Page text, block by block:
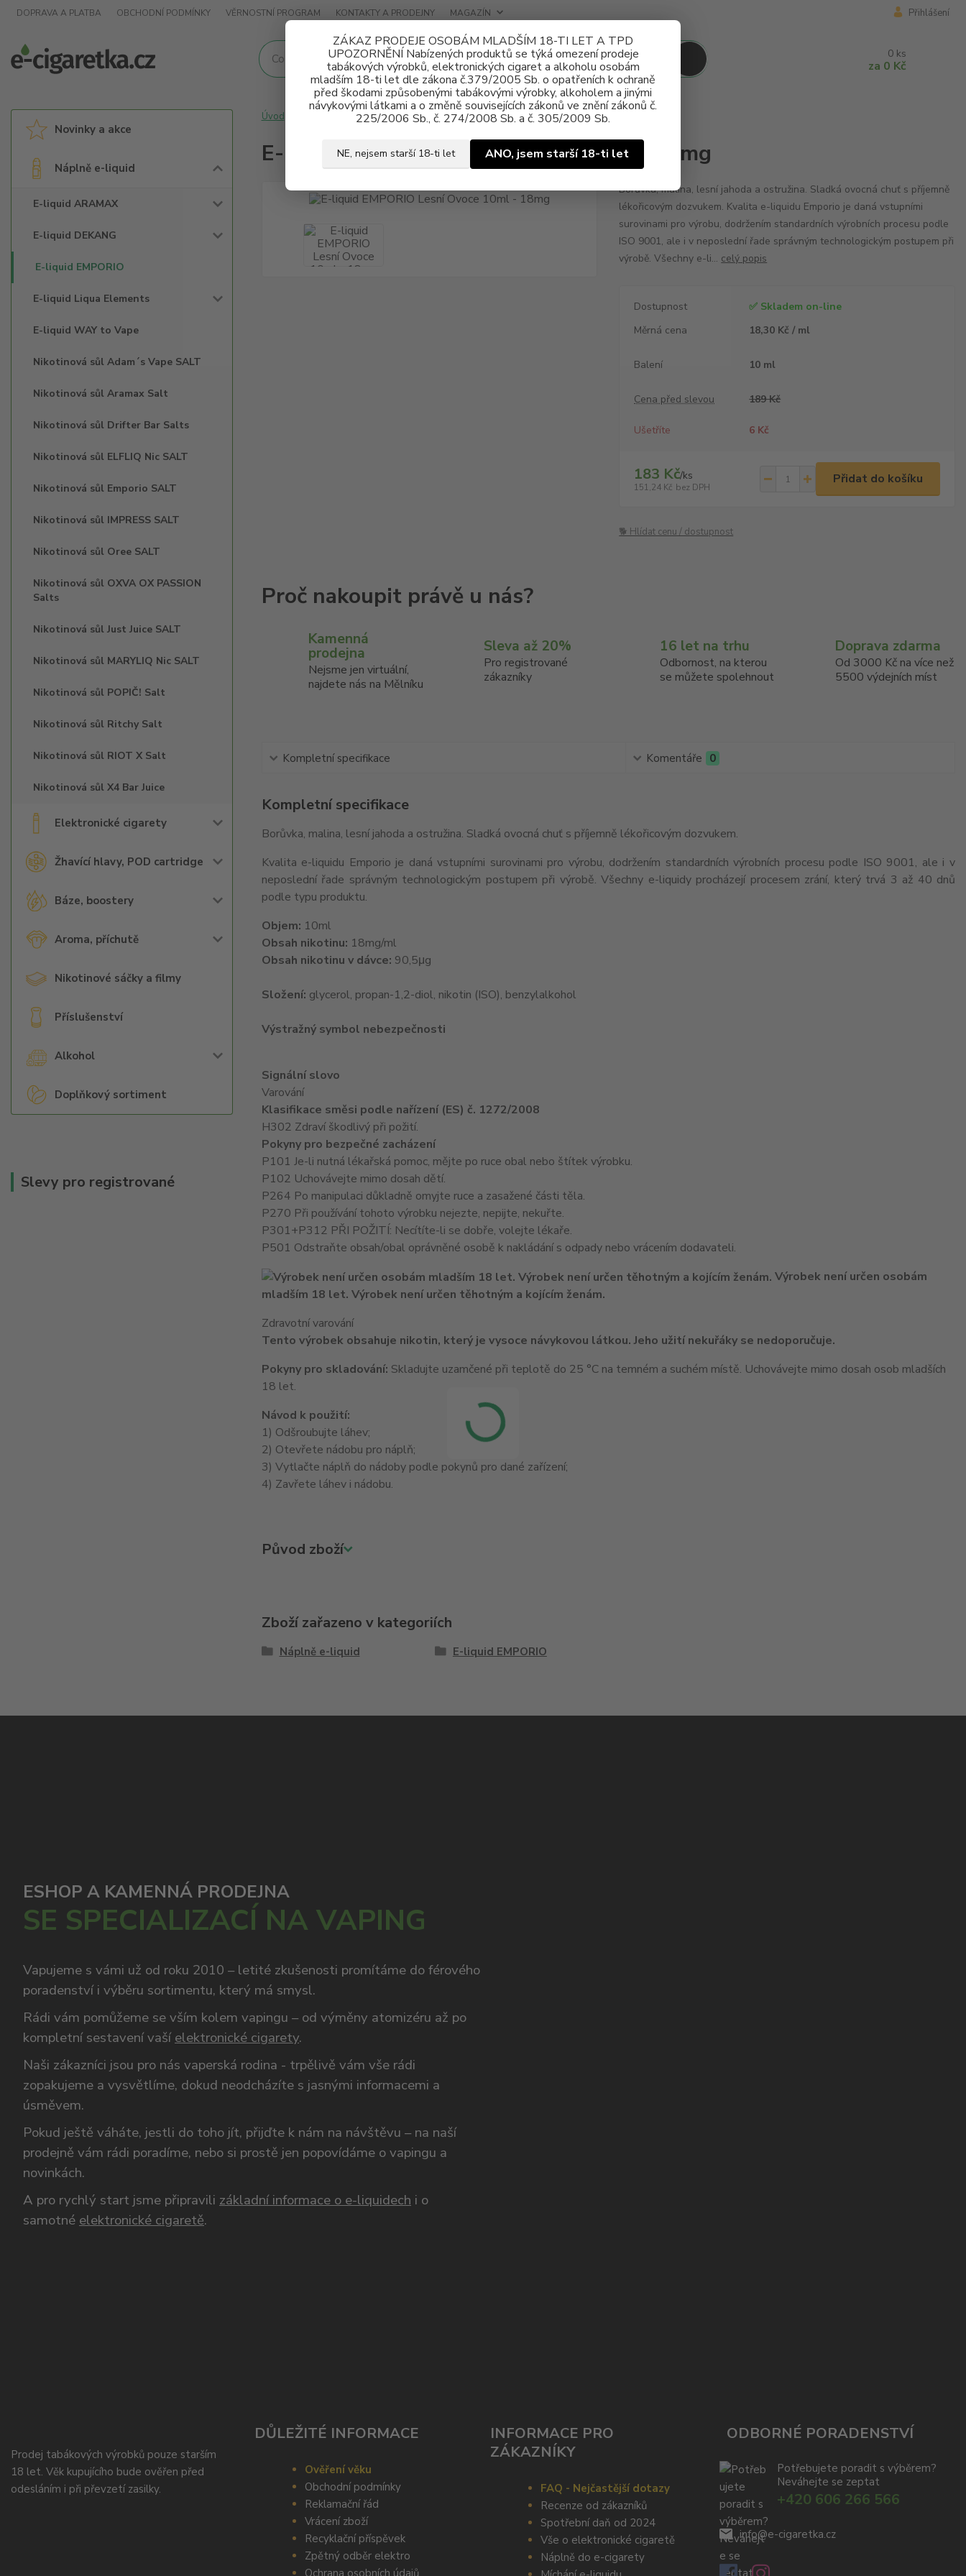
ZÁKAZ PRODEJE OSOBÁM MLADŠÍM 18-TI LET A TPD
UPOZORNĚNÍ Nabízených produktů se týká omezení prodeje
tabákových výrobků, elektronických cigaret a alkoholu osobám
mladším 18-ti let dle zákona č.379/2005 Sb. o opatřeních k ochraně
před škodami způsobenými tabákovými výrobky, alkoholem a jinými
návykovými látkami a o změně souvisejících zákonů ve znění zákonů č.
225/2006 Sb., č. 274/2008 Sb. a č. 305/2009 Sb.
NE, nejsem starší 18-ti let ANO, jsem starší 18-ti let
DOPRAVA A PLATBA OBCHODNÍ PODMÍNKY VĚRNOSTNÍ PROGRAM KONTAKTY A PRODEJNY MAGAZÍN Přihlášení
0 ks
za 0 Kč
Novinky a akce
Náplně e-liquid
E-liquid ARAMAX
E-liquid DEKANG
E-liquid EMPORIO
E-liquid Liqua Elements
E-liquid WAY to Vape
Nikotinová sůl Adam´s Vape SALT
Nikotinová sůl Aramax Salt
Nikotinová sůl Drifter Bar Salts
Nikotinová sůl ELFLIQ Nic SALT
Nikotinová sůl Emporio SALT
Nikotinová sůl IMPRESS SALT
Nikotinová sůl Oree SALT
Nikotinová sůl OXVA OX PASSION
Salts
Nikotinová sůl Just Juice SALT
Nikotinová sůl MARYLIQ Nic SALT
Nikotinová sůl POPIČ! Salt
Nikotinová sůl Ritchy Salt
Nikotinová sůl RIOT X Salt
Nikotinová sůl X4 Bar Juice
Elektronické cigarety
Žhavící hlavy, POD cartridge
Báze, boostery
Aroma, příchutě
Nikotinové sáčky a filmy
Příslušenství
Alkohol
Doplňkový sortiment
Slevy pro registrované
Úvod Náplně e-liquid E-liquid EMPORIO E-liquid EMPORIO Lesní Ovoce 10ml - 18mg
E-liquid EMPORIO Lesní Ovoce 10ml - 18mg
Borůvka, malina, lesní jahoda a ostružina. Sladká ovocná chuť s příjemně
lékořicovým dozvukem. Kvalita e-liquidu Emporio je daná vstupními
surovinami pro výrobu, dodržením standardních výrobních procesu podle
ISO 9001, ale i v neposlední řade správným technologickým postupem při
výrobě. Všechny e-li... celý popis
Dostupnost
✅ Skladem on-line
Měrná cena
18,30 Kč / ml
Balení 10 ml
Cena před slevou 189 Kč
Ušetříte 6 Kč
183 Kč/ks
151,24 Kč bez DPH
Přidat do košíku
🐕 Hlídat cenu / dostupnost
Kamenná
prodejna
Nejsme jen virtuální,
najdete nás na Mělníku
Sleva až 20%
Pro registrované
zákazníky
16 let na trhu
Odbornost, na kterou
se můžete spolehnout
Doprava zdarma
Od 3000 Kč na více než
5500 výdejních míst
Kompletní specifikace Komentáře 0
Kompletní specifikace
Borůvka, malina, lesní jahoda a ostružina. Sladká ovocná chuť s příjemně lékořicovým dozvukem.
Kvalita e-liquidu Emporio je daná vstupními surovinami pro výrobu, dodržením standardních výrobních procesu podle ISO 9001, ale i v
neposlední řade správným technologickým postupem při výrobě. Všechny e-liquidy procházejí procesem zrání, který trvá 3 až 40 dnů
podle typu produktu.
Objem: 10ml
Obsah nikotinu: 18mg/ml
Obsah nikotinu v dávce: 90,5μg
Složení: glycerol, propan-1,2-diol, nikotin (ISO), benzylalkohol
Výstražný symbol nebezpečnosti
Signální slovo
Varování
Klasifikace směsi podle nařízení (ES) č. 1272/2008
H302 Zdraví škodlivý při požití.
Pokyny pro bezpečné zacházení
P101 Je-li nutná lékařská pomoc, mějte po ruce obal nebo štítek výrobku.
P102 Uchovávejte mimo dosah dětí.
P264 Po manipulaci důkladně omyjte ruce a zasažené části těla.
P270 Při používání tohoto výrobku nejezte, nepijte, nekuřte.
P301+P312 PŘI POŽITÍ: Necítíte-li se dobře, volejte lékaře.
P501 Odstraňte obsah/obal oprávněné osobě k nakládání s odpady nebo vrácením dodavateli.
Výrobek není určen osobám
mladším 18 let. Výrobek není určen těhotným a kojícím ženám.
Zdravotní varování
Tento výrobek obsahuje nikotin, který je vysoce návykovou látkou. Jeho užití nekuřáky se nedoporučuje.
Pokyny pro skladování: Skladujte uzamčené při teplotě do 25 °C na temném a suchém místě. Uchovávejte mimo dosah osob mladších
18 let.
Návod k použití:
1) Odšroubujte láhev;
2) Otevřete nádobu pro náplň;
3) Vytlačte náplň do nádoby podle pokynů pro dané zařízení;
4) Zavřete láhev i nádobu.
Původ zboží
Zboží zařazeno v kategoriích
Náplně e-liquid E-liquid EMPORIO
ESHOP A KAMENNÁ PRODEJNA
SE SPECIALIZACÍ NA VAPING
Vapujeme s vámi už od roku 2010 – letité zkušenosti promítáme do férového
poradenství i výběru sortimentu, který má smysl.
Rádi vám pomůžeme se vším kolem vapingu – od výměny atomizéru až po
kompletní sestavení vaší elektronické cigarety.
Naši zákazníci jsou pro nás vaperská rodina - trpělivě vám vše rádi
zopakujeme a vysvětlíme, dokud neodcházíte s jasnými informacemi a
úsměvem.
Pokud ještě váháte, jestli do toho jít, přijďte k nám na návštěvu – na naší
prodejně vám rádi poradíme, nebo si prostě jen popovídáme o vapingu a
novinkách.
A pro rychlý start jsme připravili základní informace o e-liquidech i o
samotné elektronické cigaretě.
Prodej tabákových výrobků pouze starším
18 let. Věk kupujícího bude ověřen před
odesláním i při převzetí zasilky.
DŮLEŽITÉ INFORMACE
Ověření věku
Obchodní podmínky
Reklamační řád
Vrácení zboží
Recyklační příspěvek
Zpětný odběr elektro
INFORMACE PRO
ZÁKAZNÍKY
FAQ - Nejčastější dotazy
Recenze od zákazníků
Spotřební daň od 2024
Vše o elektronické cigaretě
Náplně do e-cigarety
ODBORNÉ PORADENSTVÍ
Potřebujete poradit s výběrem?
Neváhejte se zeptat
+420 606 266 566
info@e-cigaretka.cz